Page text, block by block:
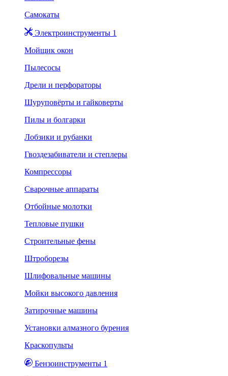
Самокаты
Электроинструменты 1
Мойщик окон
Пылесосы
Дрели и перфораторы
Шуруповёрты и гайковерты
Пилы и болгарки
Лобзики и рубанки
Гвоздезабиватели и степлеры
Компрессоры
Сварочные аппараты
Отбойные молотки
Тепловые пушки
Строительные фены
Штроборезы
Шлифовальные машины
Мойки высокого давления
Затирочные машины
Установки алмазного бурения
Краскопульты
Бензоинструменты 1